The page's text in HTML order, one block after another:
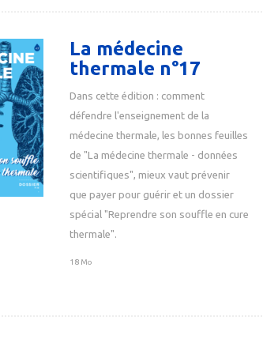
La médecine
thermale n°17
Dans cette édition : comment
défendre l'enseignement de la
médecine thermale, les bonnes feuilles
de "La médecine thermale - données
scientifiques", mieux vaut prévenir
que payer pour guérir et un dossier
spécial "Reprendre son souffle en cure
thermale".
18 Mo